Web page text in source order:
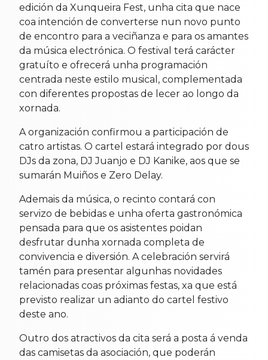
edición da Xunqueira Fest, unha cita que nace
coa intención de converterse nun novo punto
de encontro para a veciñanza e para os amantes
da música electrónica. O festival terá carácter
gratuíto e ofrecerá unha programación
centrada neste estilo musical, complementada
con diferentes propostas de lecer ao longo da
xornada.
A organización confirmou a participación de
catro artistas. O cartel estará integrado por dous
DJs da zona, DJ Juanjo e DJ Kanike, aos que se
sumarán Muiños e Zero Delay.
Ademais da música, o recinto contará con
servizo de bebidas e unha oferta gastronómica
pensada para que os asistentes poidan
desfrutar dunha xornada completa de
convivencia e diversión. A celebración servirá
tamén para presentar algunhas novidades
relacionadas coas próximas festas, xa que está
previsto realizar un adianto do cartel festivo
deste ano.
Outro dos atractivos da cita será a posta á venda
das camisetas da asociación, que poderán